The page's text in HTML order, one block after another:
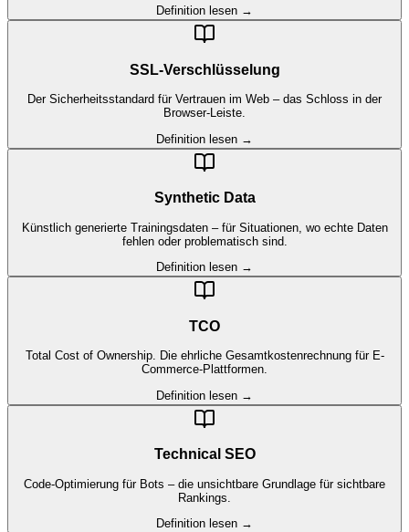
Definition lesen →
SSL-Verschlüsselung
Der Sicherheitsstandard für Vertrauen im Web – das Schloss in der
Browser-Leiste.
Definition lesen →
Synthetic Data
Künstlich generierte Trainingsdaten – für Situationen, wo echte Daten
fehlen oder problematisch sind.
Definition lesen →
TCO
Total Cost of Ownership. Die ehrliche Gesamtkostenrechnung für E-
Commerce-Plattformen.
Definition lesen →
Technical SEO
Code-Optimierung für Bots – die unsichtbare Grundlage für sichtbare
Rankings.
Definition lesen →